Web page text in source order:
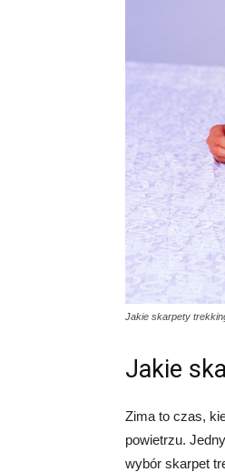
Jakie skarpety
Jakie
Zima to czas,
powietrzu.
wybór skarpet